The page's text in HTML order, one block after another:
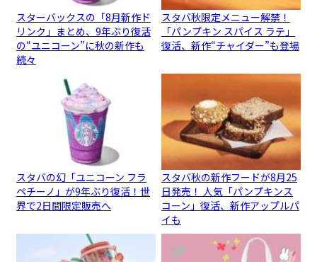
スターバックスの「8月新作ド
リンク」まとめ、9年ぶり復活
の“ユニコーン”に秋の新作も
続々
スタバ秋限定メニュー解禁！
「パンプキン スパイス ラテ」
復活、新作“チャイダー”も登場
スタバの幻「ユニコーン フラ
ペチーノ」が9年ぶり復活！世
界で2日間限定販売へ
スタバ秋の新作フードが8月25
日発売！ 人気「パンプキンス
コーン」復活、新作アップルパ
イも